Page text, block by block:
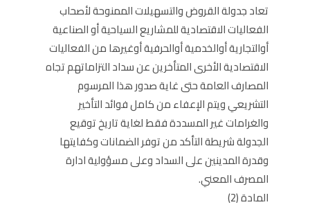
تعاد جدولة القروض والتسهيلات الممنوحة لأصحاب
الفعاليات الاقتصادية للمشاريع السياحية أو الصناعية
أوالتجارية أوالخدمية أوالحرفية أوغيرها من الفعاليات
الاقتصادية الأخرى المتأخرين عن سداد التزاماتهم تجاه
المصارف العامة حتى غاية صدور هذا المرسوم
التشريعي ويتم الإعفاء من كامل فوائد التأخير
والغرامات غير المسددة فقط لغاية تاريخ توقيع
الجدولة شريطة التأكد من توفر الضمانات وكفايتها
وقدرة المدينين على السداد وعلى مسؤولية ادارة
المصرف المعني.
المادة (2)